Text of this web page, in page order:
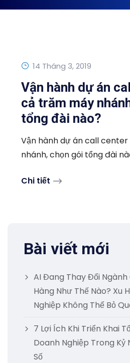
14 Tháng 3, 2019
Vận hành dự án
cả trăm máy
tổng đài nào?
Vận hành dự án call
nhánh, chọn gói tổng đài
Chi tiết
Bài viết mới
AI Đang Thay Đổi
Hàng Như Thế Nào? Xu
Nghiệp Không Thể Bỏ
7 Lợi Ích Khi Triển Khai
Doanh Nghiệp Trong Kỷ
Số